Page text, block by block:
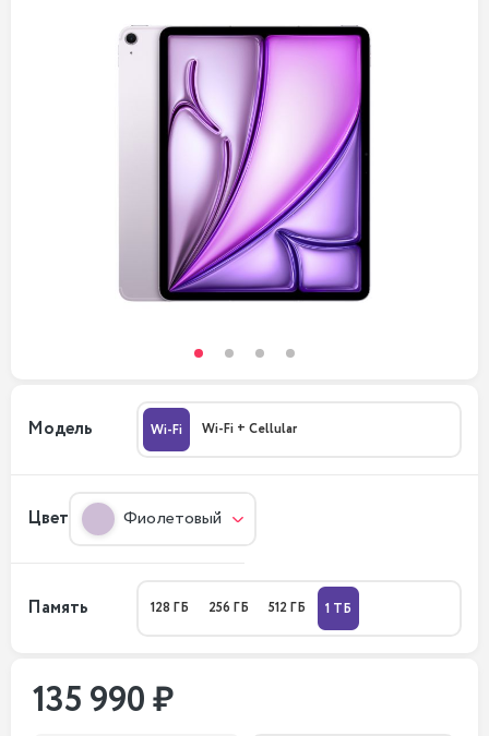
Модель Wi-Fi Wi-Fi + Cellular
Цвет Фиолетовый
Память 128 ГБ 256 ГБ 512 ГБ 1 ТБ
135 990 ₽